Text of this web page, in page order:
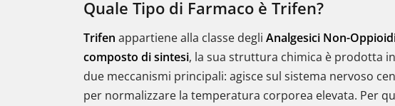
Quale Tipo di Farmaco è Trifen?
Trifen appartiene alla classe degli Analgesici Non-
composto di sintesi, la sua struttura chimica è prodotta
due meccanismi principali: agisce sul sistema nervoso
per normalizzare la temperatura corporea elevata. Per